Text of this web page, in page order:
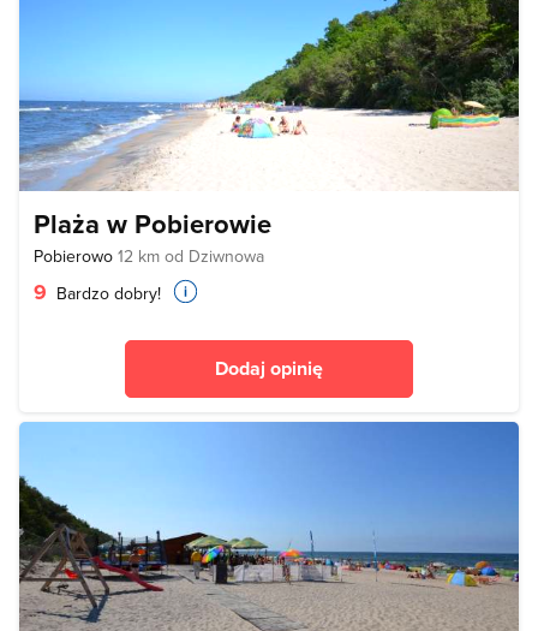
Plaża w Pobierowie
Pobierowo 12 km od Dziwnowa
9 Bardzo dobry!
Dodaj opinię